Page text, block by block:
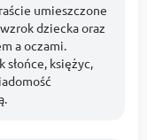
umieszczone
dziecka oraz
a oczami.
księżyc,